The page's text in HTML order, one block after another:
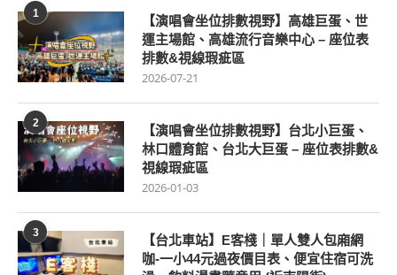
1
【演唱會坐位排數視野】高雄巨蛋、世
運主場館、高雄流行音樂中心 – 座位表
排數&視線瑕疵區
2026-07-21
2
【演唱會坐位排數視野】台北小巨蛋、
林口體育館、台北大巨蛋 – 座位表排數&
視線瑕疵區
2026-01-03
3
【台北車站】E客棧｜單人雙人包廂網
咖-一小44元過夜價目表、便宜住宿可洗